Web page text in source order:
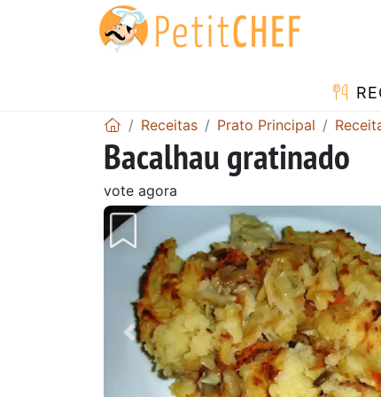
Receitas Prato Principal
Bacalhau gratinado
vote agora
Anterior